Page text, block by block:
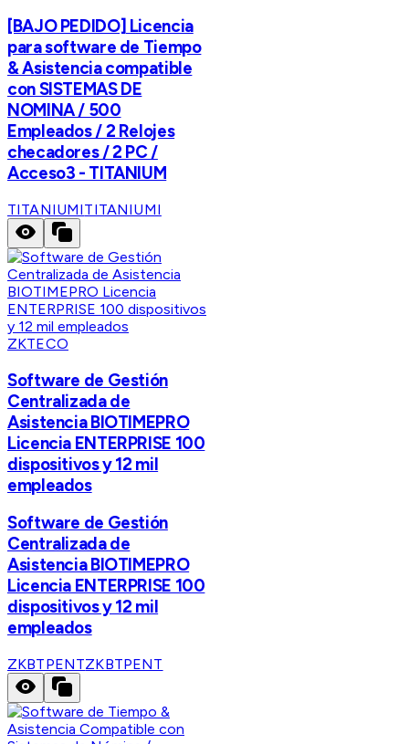
[BAJO PEDIDO] Licencia
para software de Tiempo
& Asistencia compatible
con SISTEMAS DE
NOMINA / 500
Empleados / 2 Relojes
checadores / 2 PC /
Acceso3 - TITANIUM
TITANIUMITITANIUMI
ZKTECO
Software de Gestión
Centralizada de
Asistencia BIOTIMEPRO
Licencia ENTERPRISE 100
dispositivos y 12 mil
empleados
Software de Gestión
Centralizada de
Asistencia BIOTIMEPRO
Licencia ENTERPRISE 100
dispositivos y 12 mil
empleados
ZKBTPENTZKBTPENT